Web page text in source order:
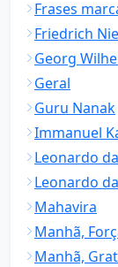
Frases
Friedrich
Georg
Geral
Guru Nanak
Immanuel
Leonardo
Leonardo
Mahavira
Manhã,
Manhã,